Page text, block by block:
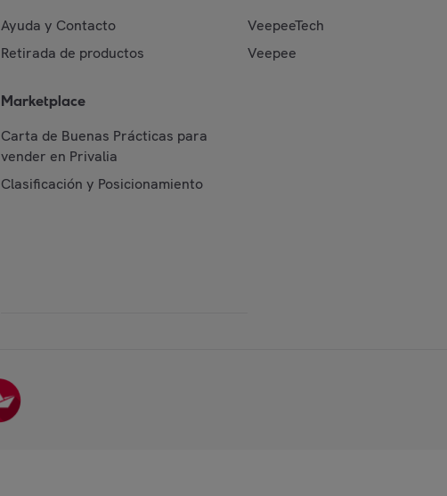
Ayuda y Contacto
Retirada de productos
Marketplace
Carta de Buenas Prácticas para
vender en Privalia
Clasificación y Posicionamiento
VeepeeTech
Veepee